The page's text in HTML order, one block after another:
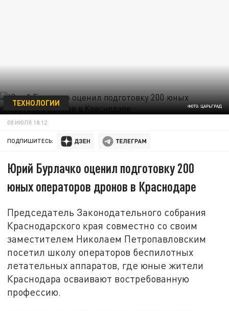
ФОТО: ЦАРЬГРАД
ТЕХНОЛОГИИ
08 ИЮЛЯ 18:12
ПОДПИШИТЕСЬ:
Юрий Бурлачко оценил подготовку 200
юных операторов дронов в Краснодаре
Председатель Законодательного собрания
Краснодарского края совместно со своим
заместителем Николаем Петропавловским
посетил школу операторов беспилотных
летательных аппаратов, где юные жители
Краснодара осваивают востребованную
профессию.